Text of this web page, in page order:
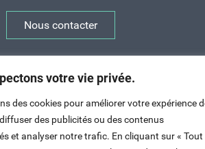
votre vie privée.
des cookies pour améliorer votre expérience
des publicités ou des contenus
et analyser notre trafic. En cliquant sur « Tout
Nous contacter